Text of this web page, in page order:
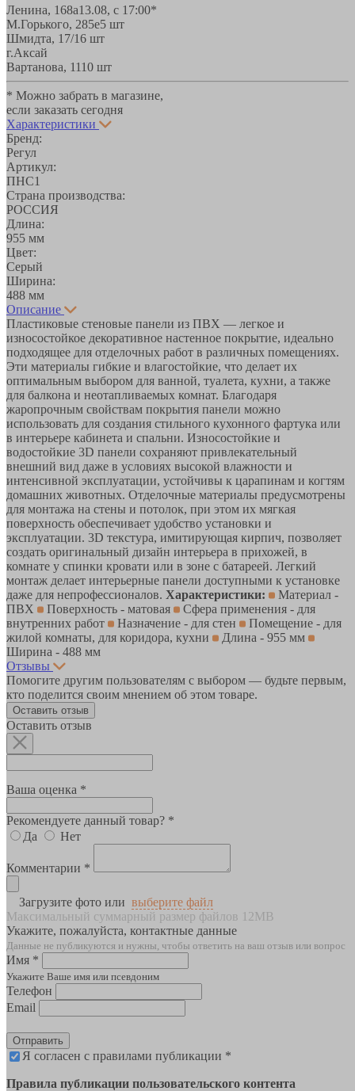
Ленина, 168а13.08, с 17:00*
М.Горького, 285е5 шт
Шмидта, 17/16 шт
г.Аксай
Вартанова, 1110 шт
* Можно забрать в магазине,
если заказать сегодня
Характеристики
Бренд:
Регул
Артикул:
ПНС1
Страна производства:
РОССИЯ
Длина:
955 мм
Цвет:
Серый
Ширина:
488 мм
Описание
Пластиковые стеновые панели из ПВХ — легкое и
износостойкое декоративное настенное покрытие, идеально
подходящее для отделочных работ в различных помещениях.
Эти материалы гибкие и влагостойкие, что делает их
оптимальным выбором для ванной, туалета, кухни, а также
для балкона и неотапливаемых комнат. Благодаря
жаропрочным свойствам покрытия панели можно
использовать для создания стильного кухонного фартука или
в интерьере кабинета и спальни. Износостойкие и
водостойкие 3D панели сохраняют привлекательный
внешний вид даже в условиях высокой влажности и
интенсивной эксплуатации, устойчивы к царапинам и когтям
домашних животных. Отделочные материалы предусмотрены
для монтажа на стены и потолок, при этом их мягкая
поверхность обеспечивает удобство установки и
эксплуатации. 3D текстура, имитирующая кирпич, позволяет
создать оригинальный дизайн интерьера в прихожей, в
комнате у спинки кровати или в зоне с батареей. Легкий
монтаж делает интерьерные панели доступными к установке
даже для непрофессионалов. Характеристики:
Материал -
ПВХ
Поверхность - матовая
Сфера применения - для
внутренних работ
Назначение - для стен
Помещение - для
жилой комнаты, для коридора, кухни
Длина - 955 мм
Ширина - 488 мм
Отзывы
Помогите другим пользователям с выбором — будьте первым,
кто поделится своим мнением об этом товаре.
Оставить отзыв
Оставить отзыв
Ваша оценка *
Рекомендуете данный товар? *
Да
Нет
Комментарии *
Загрузите фото или выберите файл
Максимальный суммарный размер файлов 12MB
Укажите, пожалуйста, контактные данные
Данные не публикуются и нужны, чтобы ответить на ваш отзыв или вопрос
Имя *
Укажите Ваше имя или псевдоним
Телефон
Email
Отправить
Я согласен с правилами публикации *
Правила публикации пользовательского контента